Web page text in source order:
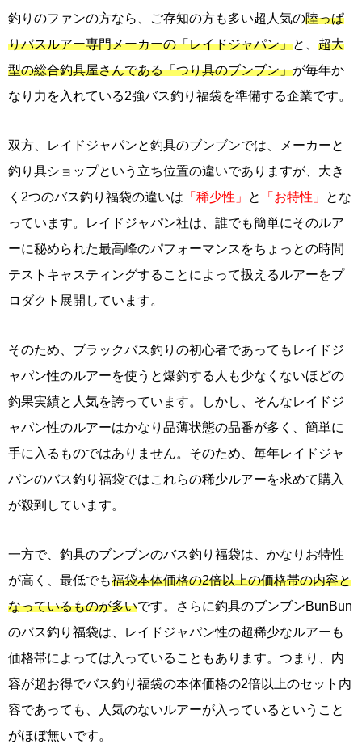
釣りのファンの方なら、ご存知の方も多い超人気の陸っぱ
りバスルアー専門メーカーの「レイドジャパン」と、 超大
型の総合釣具屋さんである「つり具のブンブン」が毎年か
なり力を入れている2強バス釣り福袋を準備する企業です。
双方、レイドジャパンと釣具のブンブンでは、メーカーと
釣り具ショップという立ち位置の違いでありますが、大き
く2つのバス釣り福袋の違いは 「稀少性」 と 「お特性」
とな
っています。レイドジャパン社は、誰でも簡単にそのルア
ーに秘められた最高峰のパフォーマンスをちょっとの時間
テストキャスティングすることによって扱えるルアーをプ
ロダクト展開しています。
そのため、ブラックバス釣りの初心者であってもレイドジ
ャパン性のルアーを使うと爆釣する人も少なくないほどの
釣果実績と人気を誇っています。しかし、そんなレイドジ
ャパン性のルアーはかなり品薄状態の品番が多く、簡単に
手に入るものではありません。そのため、毎年レイドジャ
パンのバス釣り福袋ではこれらの稀少ルアーを求めて購入
が殺到しています。
一方で、釣具のブンブンのバス釣り福袋は、かなりお特性
が高く、最低でも福袋本体価格の2倍以上の価格帯の内容と
なっているものが多いです。さらに釣具のブンブンBunBun
のバス釣り福袋は、レイドジャパン性の超稀少なルアーも
価格帯によっては入っていることもあります。つまり、内
容が超お得でバス釣り福袋の本体価格の2倍以上のセット内
容であっても、人気のないルアーが入っているということ
がほぼ無いです。